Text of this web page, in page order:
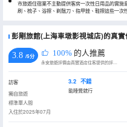
市旅遊住宿業不主動提供客房一次性日用品的實施
刷、梳子、浴擦、剃鬚刀、指甲銼、鞋擦這些一次
彭剛旅館(上海車墩影視城店)的真
3.8 /5分 100% 的人推薦
永安旅遊評價由真實酒店住客提供的評價。
訪客
獨自旅遊
標準單人間
入住於2025年07月
3.2 不錯
能睡覺就行